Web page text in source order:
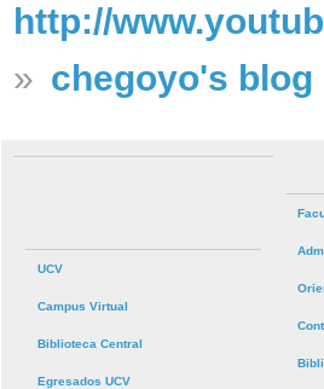
http://
» chegoyo's blog
UCV
Campus Virtual
Biblioteca Central
Egresados UCV